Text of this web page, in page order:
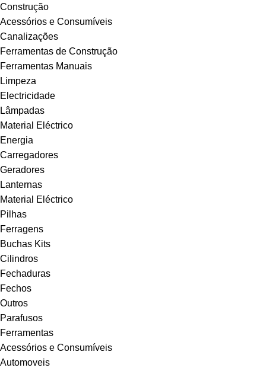
Construção
Acessórios e Consumíveis
Canalizações
Ferramentas de Construção
Ferramentas Manuais
Limpeza
Electricidade
Lâmpadas
Material Eléctrico
Energia
Carregadores
Geradores
Lanternas
Material Eléctrico
Pilhas
Ferragens
Buchas Kits
Cilindros
Fechaduras
Fechos
Outros
Parafusos
Ferramentas
Acessórios e Consumíveis
Automoveis